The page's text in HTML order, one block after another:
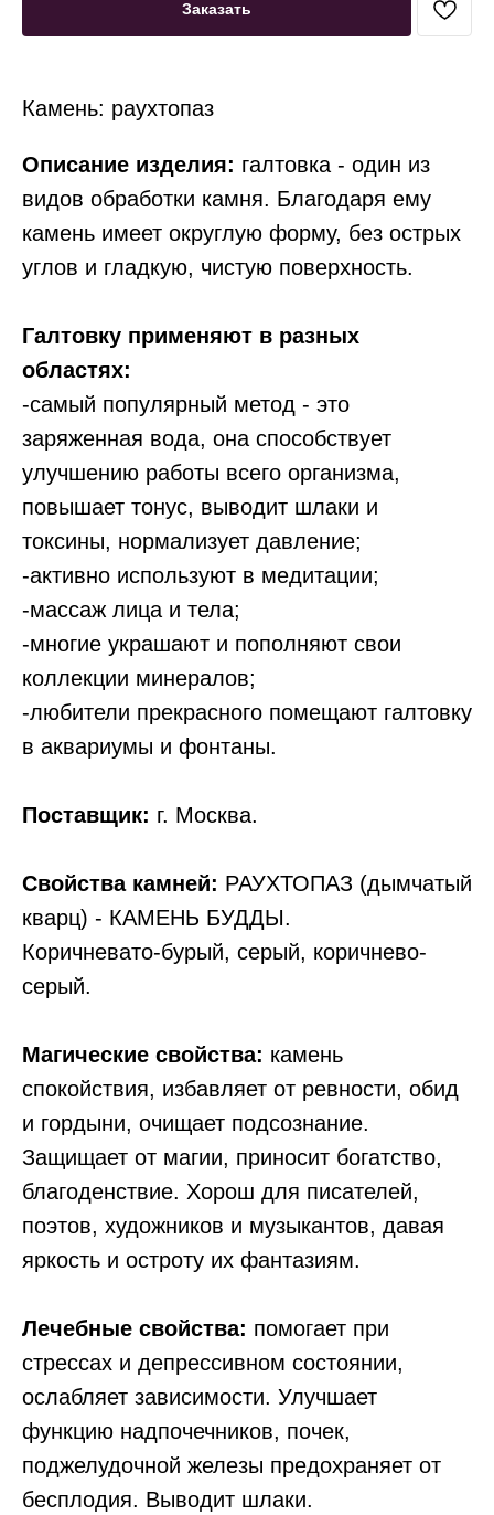
Заказать
Описание изделия: галтовка - один из
видов обработки камня. Благодаря ему
камень имеет округлую форму, без острых
углов и гладкую, чистую поверхность.
Галтовку применяют в разных
областях:
-самый популярный метод - это
заряженная вода, она способствует
улучшению работы всего организма,
повышает тонус, выводит шлаки и
токсины, нормализует давление;
-активно используют в медитации;
-массаж лица и тела;
-многие украшают и пополняют свои
коллекции минералов;
-любители прекрасного помещают галтовку
в аквариумы и фонтаны.
Поставщик: г. Москва.
Свойства камней: РАУХТОПАЗ (дымчатый
кварц) - КАМЕНЬ БУДДЫ.
Коричневато-бурый, серый, коричнево-
серый.
Магические свойства: камень
спокойствия, избавляет от ревности, обид
и гордыни, очищает подсознание.
Защищает от магии, приносит богатство,
благоденствие. Хорош для писателей,
поэтов, художников и музыкантов, давая
яркость и остроту их фантазиям.
Лечебные свойства: помогает при
стрессах и депрессивном состоянии,
ослабляет зависимости. Улучшает
функцию надпочечников, почек,
поджелудочной железы предохраняет от
бесплодия. Выводит шлаки.
Камень: раухтопаз